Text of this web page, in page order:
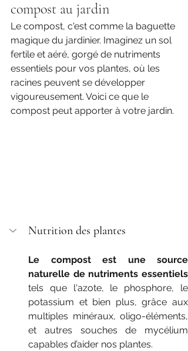
compost au jardin
Le compost, c'est comme la baguette
magique du jardinier. Imaginez un sol
fertile et aéré, gorgé de nutriments
essentiels pour vos plantes, où les
racines peuvent se développer
vigoureusement. Voici ce que le
compost peut apporter à votre jardin.
Nutrition des plantes
Le compost est une source
naturelle de nutriments essentiels
tels que l'azote, le phosphore, le
potassium et bien plus, grâce aux
multiples minéraux, oligo-éléments,
et autres souches de mycélium
capables d’aider nos plantes.